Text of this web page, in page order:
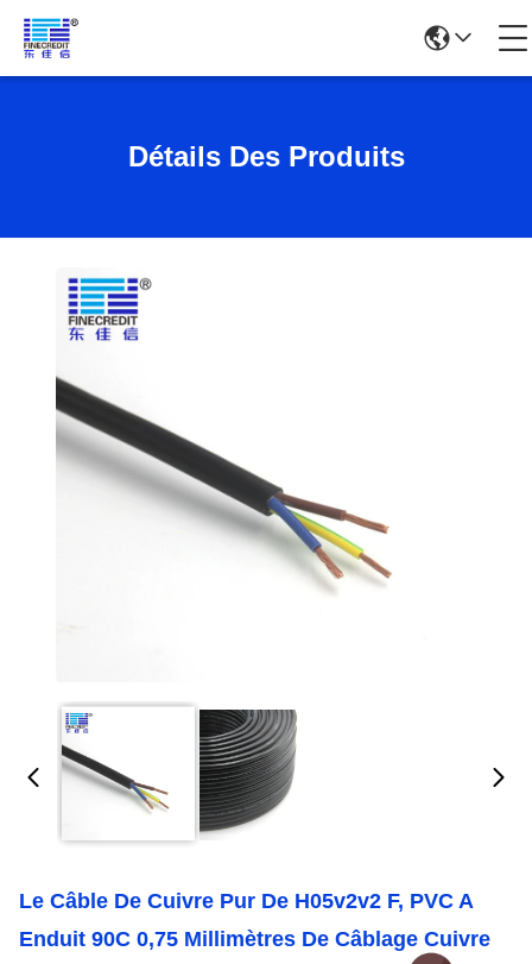
Détails Des Produits
Le Câble De Cuivre Pur De H05v2v2 F, PVC A
Enduit 90C 0,75 Millimètres De Câblage Cuivre